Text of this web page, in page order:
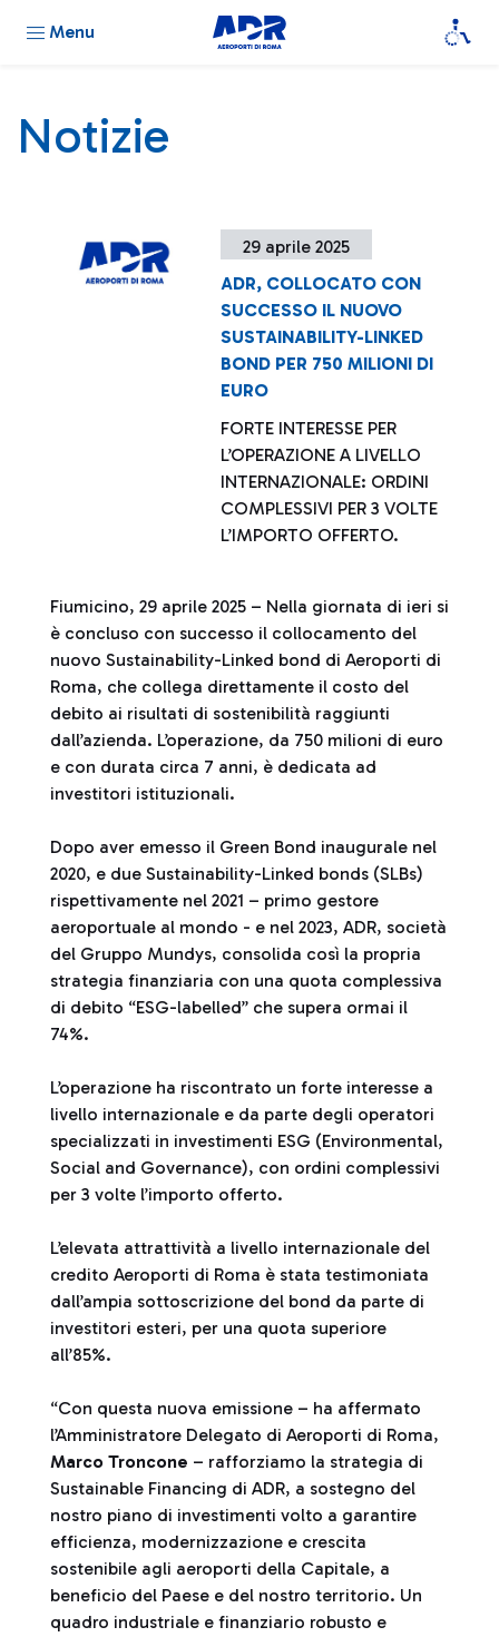
Menu
Notizie
29 aprile 2025
ADR, COLLOCATO CON
SUCCESSO IL NUOVO
SUSTAINABILITY-LINKED
BOND PER 750 MILIONI DI
EURO
FORTE INTERESSE PER
L’OPERAZIONE A LIVELLO
INTERNAZIONALE: ORDINI
COMPLESSIVI PER 3 VOLTE
L’IMPORTO OFFERTO.
Fiumicino, 29 aprile 2025 – Nella giornata di ieri si
è concluso con successo il collocamento del
nuovo Sustainability-Linked bond di Aeroporti di
Roma, che collega direttamente il costo del
debito ai risultati di sostenibilità raggiunti
dall’azienda. L’operazione, da 750 milioni di euro
e con durata circa 7 anni, è dedicata ad
investitori istituzionali.
Dopo aver emesso il Green Bond inaugurale nel
2020, e due Sustainability-Linked bonds (SLBs)
rispettivamente nel 2021 – primo gestore
aeroportuale al mondo - e nel 2023, ADR, società
del Gruppo Mundys, consolida così la propria
strategia finanziaria con una quota complessiva
di debito “ESG-labelled” che supera ormai il
74%.
L’operazione ha riscontrato un forte interesse a
livello internazionale e da parte degli operatori
specializzati in investimenti ESG (Environmental,
Social and Governance), con ordini complessivi
per 3 volte l’importo offerto.
L’elevata attrattività a livello internazionale del
credito Aeroporti di Roma è stata testimoniata
dall’ampia sottoscrizione del bond da parte di
investitori esteri, per una quota superiore
all’85%.
“Con questa nuova emissione – ha affermato
l’Amministratore Delegato di Aeroporti di Roma,
Marco Troncone – rafforziamo la strategia di
Sustainable Financing di ADR, a sostegno del
nostro piano di investimenti volto a garantire
efficienza, modernizzazione e crescita
sostenibile agli aeroporti della Capitale, a
beneficio del Paese e del nostro territorio. Un
quadro industriale e finanziario robusto e